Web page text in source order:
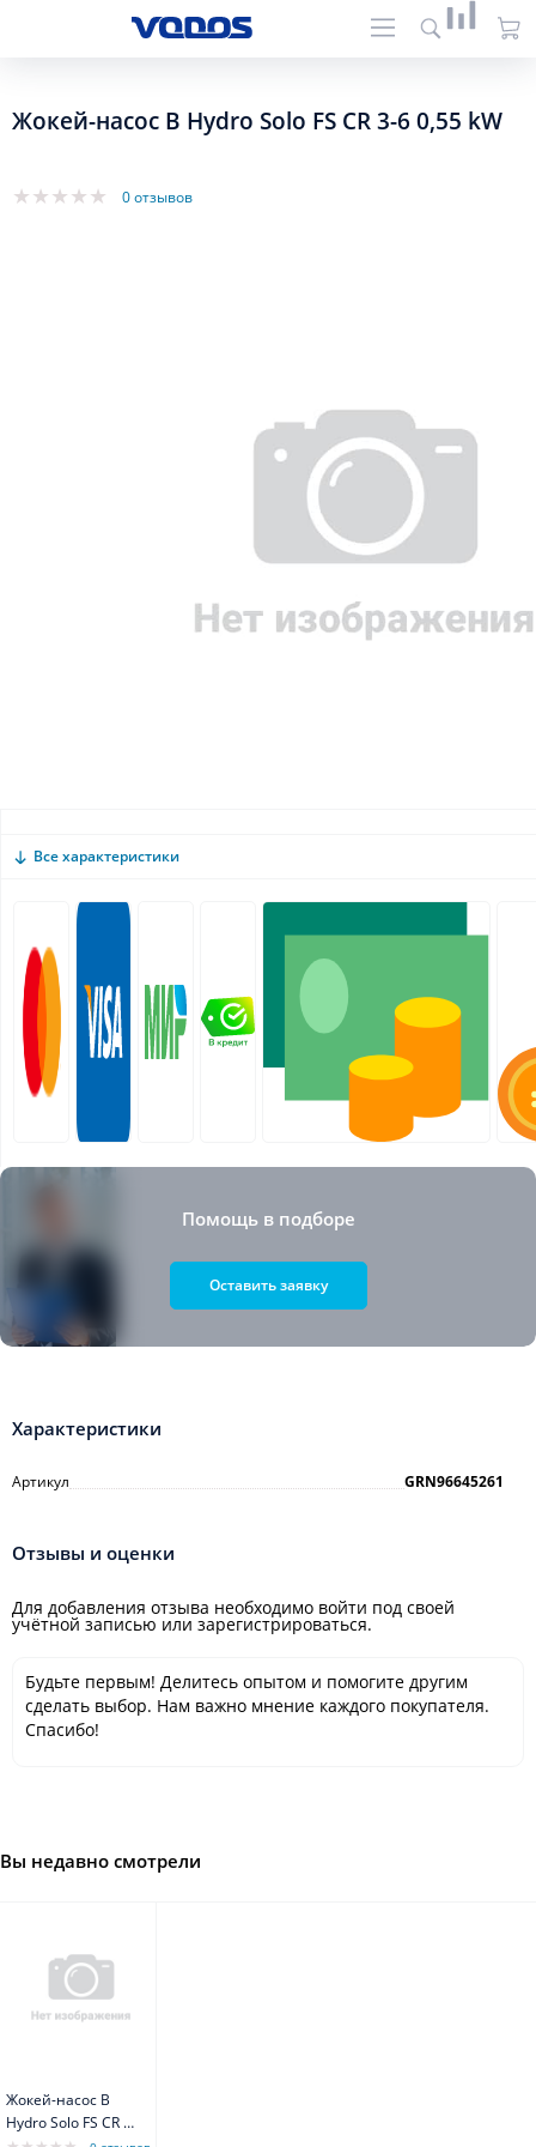
Жокей-насос B Hydro Solo FS CR 3-6 0,55 kW
0 отзывов
Все характеристики
Помощь в подборе
Оставить заявку
Характеристики
Артикул GRN96645261
Отзывы и оценки
Для добавления отзыва необходимо войти под своей
учётной записью или зарегистрироваться.
Будьте первым! Делитесь опытом и помогите другим
сделать выбор. Нам важно мнение каждого покупателя.
Спасибо!
Вы недавно смотрели
Жокей-насос B
Hydro Solo FS CR 3-